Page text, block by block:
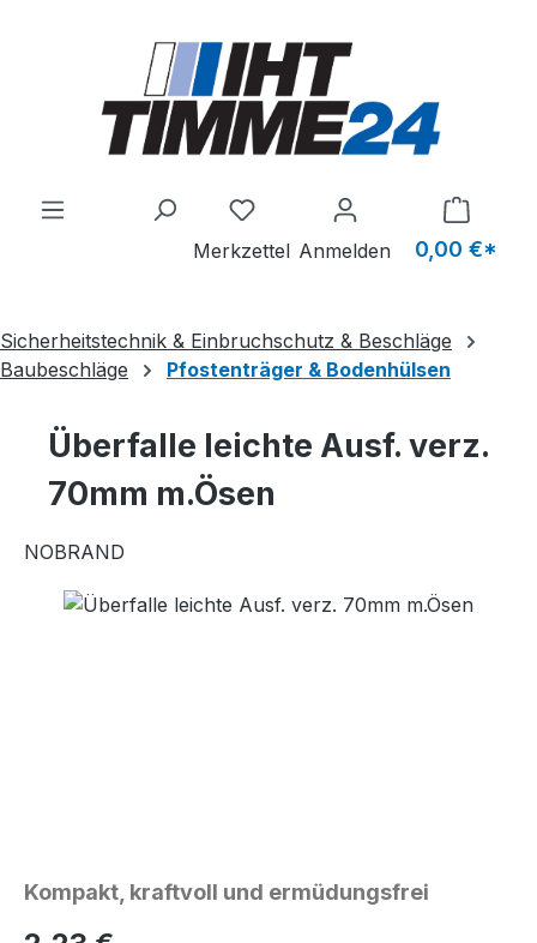
Du hast 0 Produkte auf dem
Merkzettel Anmelden 0,00 €*
Sicherheitstechnik & Einbruchschutz & Beschläge
Baubeschläge
Pfostenträger & Bodenhülsen
Überfalle leichte Ausf. verz.
70mm m.Ösen
NOBRAND
Bildergalerie überspringen
Kompakt, kraftvoll und ermüdungsfrei
Regulärer Preis: